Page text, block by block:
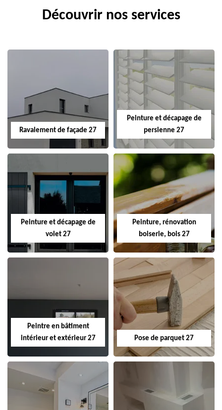
Découvrir nos services
Ravalement de façade 27
Peinture et décapage de
persienne 27
Peinture et décapage de
volet 27
Peinture, rénovation
boiserie, bois 27
Peintre en bâtiment
intérieur et extérieur 27
Pose de parquet 27